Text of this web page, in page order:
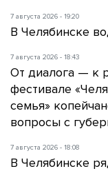
7 августа 2026 - 19:20
В Челябинске
7 августа 2026 - 18:43
От диалога — к
фестивале
семья»
вопросы с
7 августа 2026 - 18:08
В Челябинске